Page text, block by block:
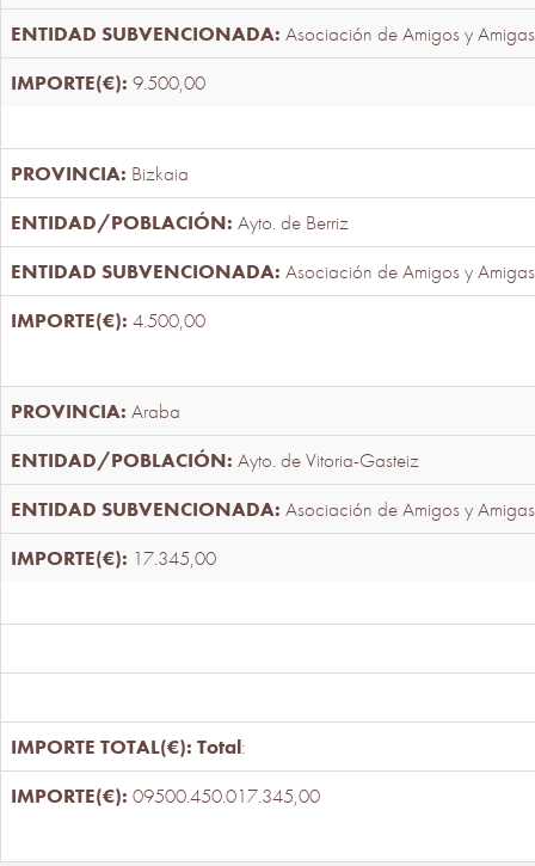
Asociación de Amigos y
9.500,00
Bizkaia
Ayto. de Berriz
Asociación de Amigos y
4.500,00
Araba
Ayto. de Vitoria-Gasteiz
Asociación de Amigos y
17.345,00
Total:
09500.450.017.345,00